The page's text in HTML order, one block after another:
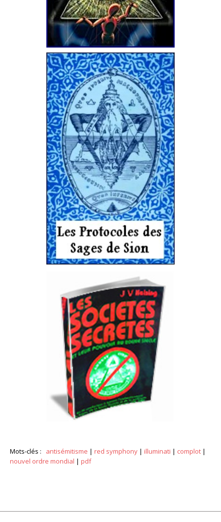
Mots-clés : antisémitisme | red symphony | illuminati | complot |
nouvel ordre mondial | pdf